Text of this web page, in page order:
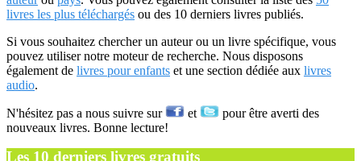
livres les plus téléchargés ou des 10 derniers livres publiés.
Si vous souhaitez chercher un auteur ou un livre spécifique, vous
pouvez utiliser notre moteur de recherche. Nous disposons
également de livres pour enfants et une section dédiée aux livres
audio.
N'hésitez pas a nous suivre sur et
pour être averti des
nouveaux livres. Bonne lecture!
Les 10 derniers livres gratuits